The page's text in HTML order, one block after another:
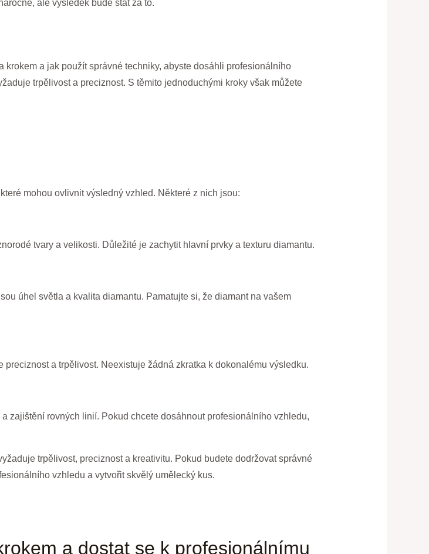
ale výsledek bude stát za to.
a jak použít správné techniky, abyste dosáhli profesionálního
trpělivost a preciznost. S těmito jednoduchými kroky však můžete
mohou ovlivnit výsledný vzhled. Některé z nich jsou:
tvary a velikosti. Důležité je zachytit hlavní prvky a texturu diamantu.
úhel světla a kvalita diamantu. Pamatujte si, že diamant na vašem
a trpělivost. Neexistuje žádná zkratka k dokonalému výsledku.
zajištění rovných linií. Pokud chcete dosáhnout profesionálního vzhledu,
trpělivost, preciznost a kreativitu. Pokud budete dodržovat správné
vzhledu a vytvořit skvělý umělecký kus.
a dostat se k profesionálnímu